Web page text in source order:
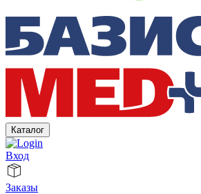
Каталог
Вход
Заказы